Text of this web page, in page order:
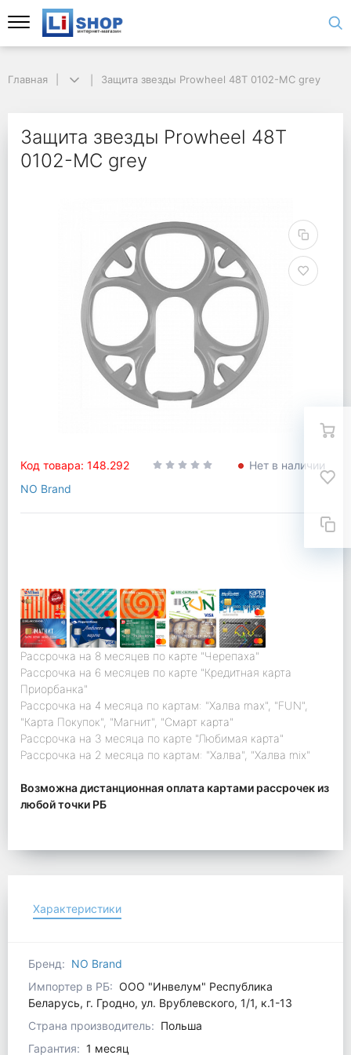
Главная Защита звезды Prowheel 48T 0102-MC grey
Защита звезды Prowheel 48T
0102-MC grey
Код товара: 148.292
Нет в наличии
NO Brand
Рассрочка на 8 месяцев по карте "Черепаха"
Рассрочка на 6 месяцев по карте "Кредитная карта
Приорбанка"
Рассрочка на 4 месяца по картам: "Халва max", "FUN",
"Карта Покупок", "Магнит", "Смарт карта"
Рассрочка на 3 месяца по карте "Любимая карта"
Рассрочка на 2 месяца по картам: "Халва", "Халва mix"
Возможна дистанционная оплата картами рассрочек из
любой точки РБ
Характеристики
Бренд: NO Brand
Импортер в РБ: ООО "Инвелум" Республика
Беларусь, г. Гродно, ул. Врублевского, 1/1, к.1-13
Страна производитель: Польша
Гарантия: 1 месяц